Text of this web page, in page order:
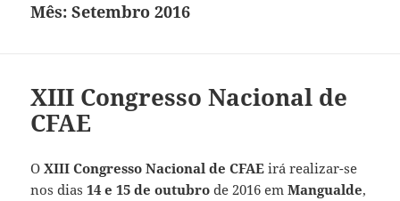
Mês:Setembro 2016
XIII Congresso Nacional de
CFAE
OXIII Congresso Nacional de CFAEirá realizar-se
nos dias14 e 15 de outubrode 2016 emMangualde,